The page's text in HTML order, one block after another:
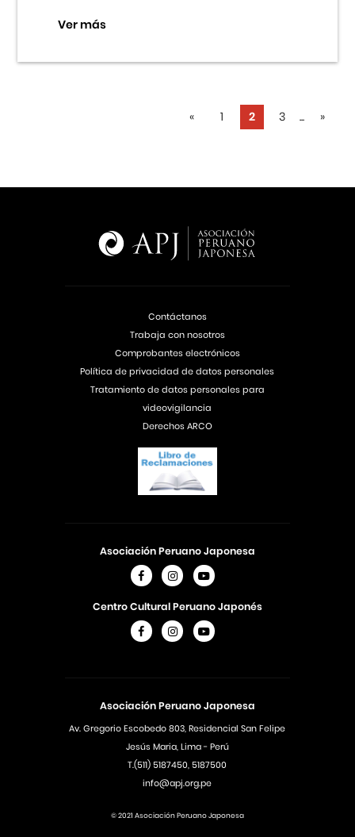
Ver más
« 1 2 3 ... »
Asociación Peruano Japonesa
Av. Gregorio Escobedo 803, Residencial San Felipe
Jesús Maria, Lima - Perú
T.(511) 5187450, 5187500
info@apj.org.pe
Asociación Peruano Japonesa
Centro Cultural Peruano Japonés
Contáctanos
Trabaja con nosotros
Comprobantes electrónicos
Política de privacidad de datos personales
Tratamiento de datos personales para
videovigilancia
Derechos ARCO
© 2021 Asociación Peruano Japonesa